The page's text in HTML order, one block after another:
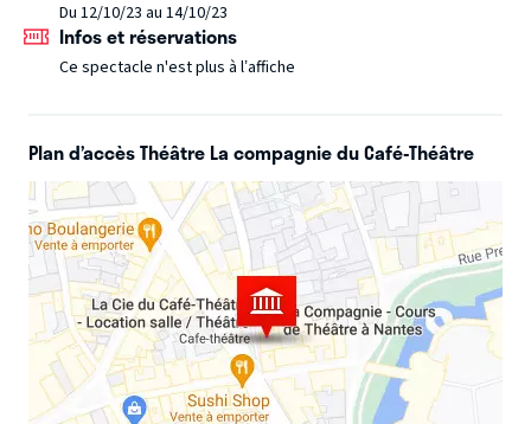
abruti, un inconscient... Il s'agit plutôt d'un candide
distrait. Venez donc découvrir le dernier d'accordiste au
monde. L'expérience est unique et peut-être vous aussi,
l'espèce !
Du 12/10/23 au 14/10/23
Infos et réservations
Ce spectacle n'est plus à l’affiche
Plan d’accès Théâtre La compagnie du Café-Théâtre